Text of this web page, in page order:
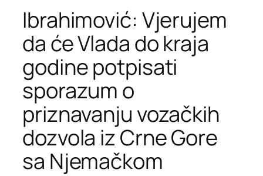
Ibrahimović: Vjerujem
da će Vlada do kraja
godine potpisati
sporazum o
priznavanju vozačkih
dozvola iz Crne Gore
sa Njemačkom